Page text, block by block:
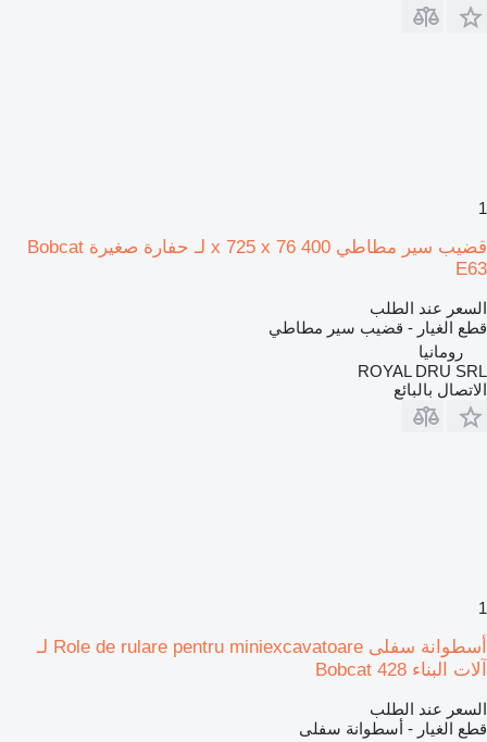
1
قضيب سير مطاطي 400 x 725 x 76 لـ حفارة صغيرة Bobcat
E63
السعر عند الطلب
قطع الغيار - قضيب سير مطاطي
رومانيا
ROYAL DRU SRL
الاتصال بالبائع
1
أسطوانة سفلى Role de rulare pentru miniexcavatoare لـ
آلات البناء Bobcat 428
السعر عند الطلب
قطع الغيار - أسطوانة سفلى